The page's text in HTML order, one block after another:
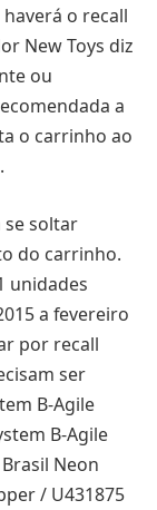
o recall
New Toys diz
ou
a
o carrinho ao
se soltar
do carrinho.
unidades
a fevereiro
por recall
ser
B-Agile
B-Agile
Neon
/ U431875